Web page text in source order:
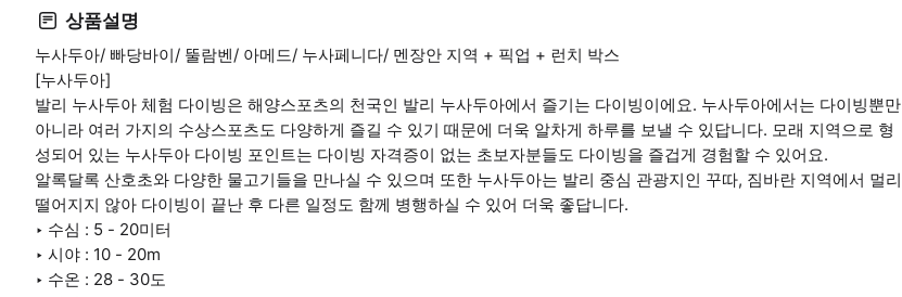
상품설명
누사두아/ 빠당바이/ 뚤람벤/ 아메드/ 누사페니다/ 멘장안 지역 + 픽업 + 런치 박스
[누사두아]
발리 누사두아 체험 다이빙은 해양스포츠의 천국인 발리 누사두아에서 즐기는 다이빙이에요. 누사두아에서는 다이빙뿐만
아니라 여러 가지의 수상스포츠도 다양하게 즐길 수 있기 때문에 더욱 알차게 하루를 보낼 수 있답니다. 모래 지역으로 형
성되어 있는 누사두아 다이빙 포인트는 다이빙 자격증이 없는 초보자분들도 다이빙을 즐겁게 경험할 수 있어요.
알록달록 산호초와 다양한 물고기들을 만나실 수 있으며 또한 누사두아는 발리 중심 관광지인 꾸따, 짐바란 지역에서 멀리
떨어지지 않아 다이빙이 끝난 후 다른 일정도 함께 병행하실 수 있어 더욱 좋답니다.
‣ 수심 : 5 - 20미터
‣ 시야 : 10 - 20m
‣ 수온 : 28 - 30도